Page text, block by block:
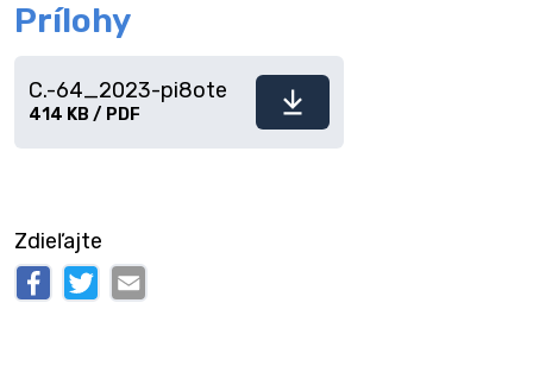
Prílohy
Stiahnuť
C.-64_2023-pi8ote
414 KB / PDF
Zdieľajte